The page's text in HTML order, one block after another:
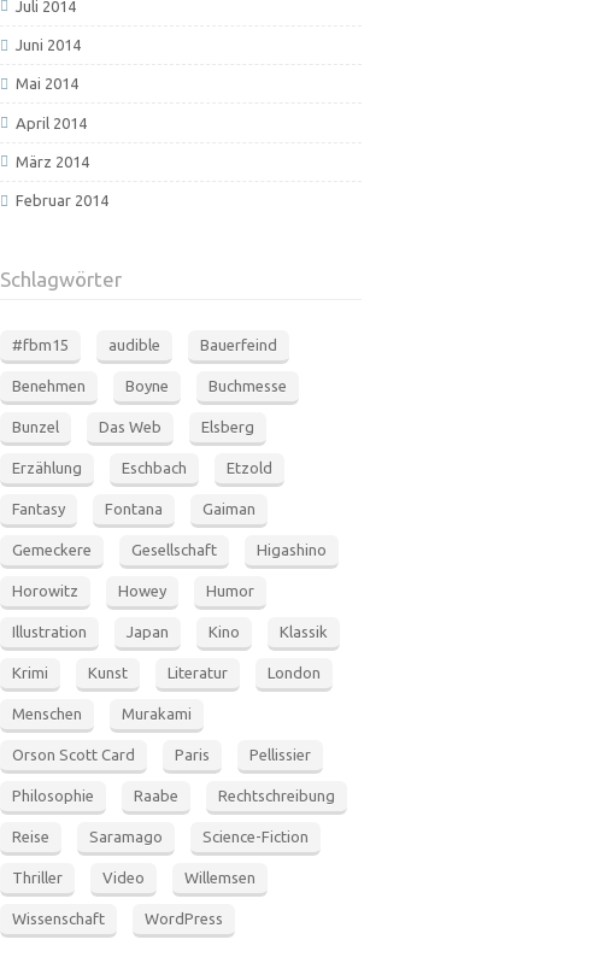
Juli 2014
Juni 2014
Mai 2014
April 2014
März 2014
Februar 2014
Schlagwörter
#fbm15 audible Bauerfeind
Benehmen Boyne Buchmesse
Bunzel Das Web Elsberg
Erzählung Eschbach Etzold
Fantasy Fontana Gaiman
Gemeckere Gesellschaft Higashino
Horowitz Howey Humor
Illustration Japan Kino Klassik
Krimi Kunst Literatur London
Menschen Murakami
Orson Scott Card Paris Pellissier
Philosophie Raabe Rechtschreibung
Reise Saramago Science-Fiction
Thriller Video Willemsen
Wissenschaft WordPress